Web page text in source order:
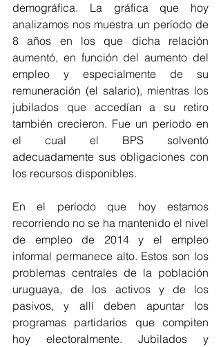
demográfica. La gráfica que hoy
analizamos nos muestra un período de
8 años en los que dicha relación
aumentó, en función del aumento del
empleo y especialmente de su
remuneración (el salario), mientras los
jubilados que accedían a su retiro
también crecieron. Fue un período en
el cual el BPS solventó
adecuadamente sus obligaciones con
los recursos disponibles.
En el período que hoy estamos
recorriendo no se ha mantenido el nivel
de empleo de 2014 y el empleo
informal permanece alto. Estos son los
problemas centrales de la población
uruguaya, de los activos y de los
pasivos, y allí deben apuntar los
programas partidarios que compiten
hoy electoralmente. Jubilados y